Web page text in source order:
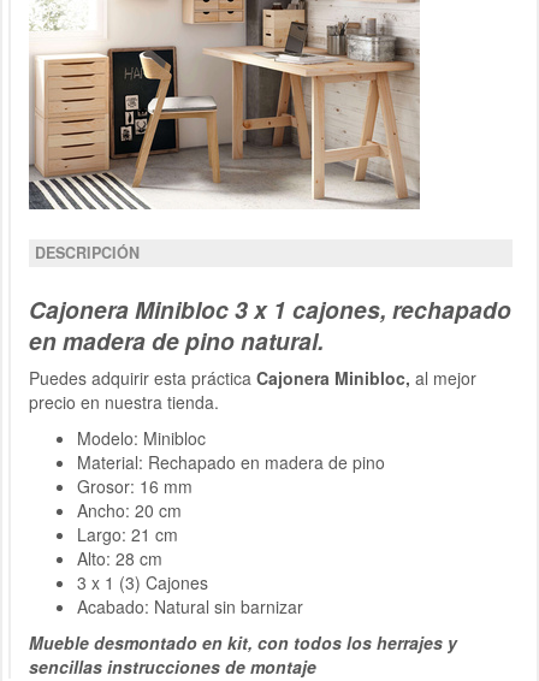
DESCRIPCIÓN
Cajonera Minibloc 3 x 1 cajones, rechapado
en madera de pino natural.
Puedes adquirir esta práctica Cajonera Minibloc, al mejor
precio en nuestra tienda.
Modelo: Minibloc
Material: Rechapado en madera de pino
Grosor: 16 mm
Ancho: 20 cm
Largo: 21 cm
Alto: 28 cm
3 x 1 (3) Cajones
Acabado: Natural sin barnizar
Mueble desmontado en kit, con todos los herrajes y
sencillas instrucciones de montaje